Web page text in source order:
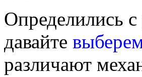
Определились
давайте
различают